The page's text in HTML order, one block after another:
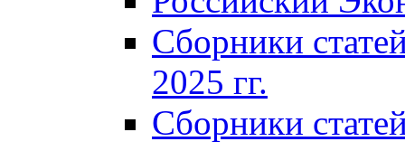
Сборники
2025 гг.
Сборники